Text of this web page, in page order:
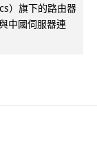
）旗下的路由器
中國伺服器連